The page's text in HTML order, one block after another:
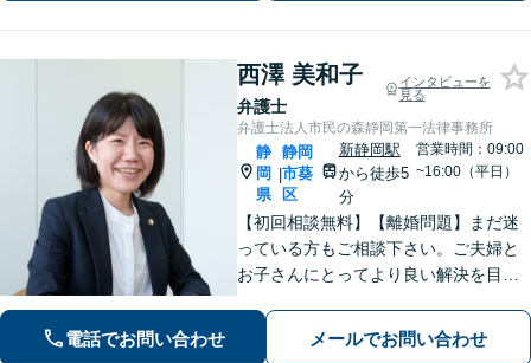
西澤 美和子
弁護士
インタビューを
見る
弁護士法人市民の森静岡第一法律事務所
静
岡
県
|
静岡
市葵
区
新静岡駅
から徒歩5
分
営業時間：09:00
~16:00（平日）
【初回相談無料】【離婚問題】まだ迷
っている方もご相談下さい。ご夫婦と
お子さんにとってより良い解決を目指
労働問題など、幅広いお悩みに対応し
ます。【静岡市／焼津市／島田市／藤
電話でお問い合わせ メールでお問い合わせ